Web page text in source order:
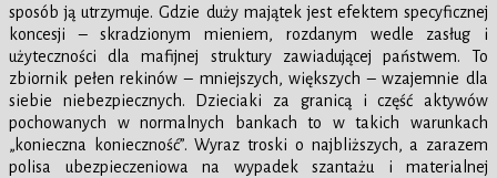
sposób ją utrzymuje. Gdzie duży majątek jest efektem specyficznej
koncesji – skradzionym mieniem, rozdanym wedle zasług i
użyteczności dla mafijnej struktury zawiadującej państwem. To
zbiornik pełen rekinów – mniejszych, większych – wzajemnie dla
siebie niebezpiecznych. Dzieciaki za granicą i część aktywów
pochowanych w normalnych bankach to w takich warunkach
„konieczna konieczność”. Wyraz troski o najbliższych, a zarazem
polisa ubezpieczeniowa na wypadek szantażu i materialnej